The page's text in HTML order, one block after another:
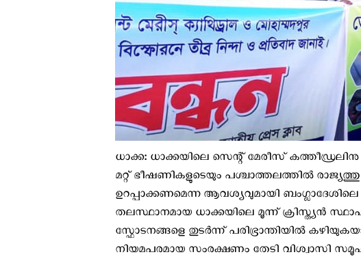
ധാക്ക: ധാക്കയിലെ സെന്റ് മേരീസ്
മറ്റ് ഭീഷണികളുടെയും പശ്ചാത്തലത്തില്‍
ഉറപ്പാക്കണമെന്ന ആവശ്യവുമായി ബംഗ്ലാദേശിലെ
തലസ്ഥാനമായ ധാക്കയിലെ മൂന്ന് ക്രിസ്ത്യന്‍
സ്ഫോടനങ്ങളെ തുടർന്ന് പരിഭ്രാന്തിയില്‍
നിയമപരമായ സംരക്ഷണം തേടി വിശ്വാസി